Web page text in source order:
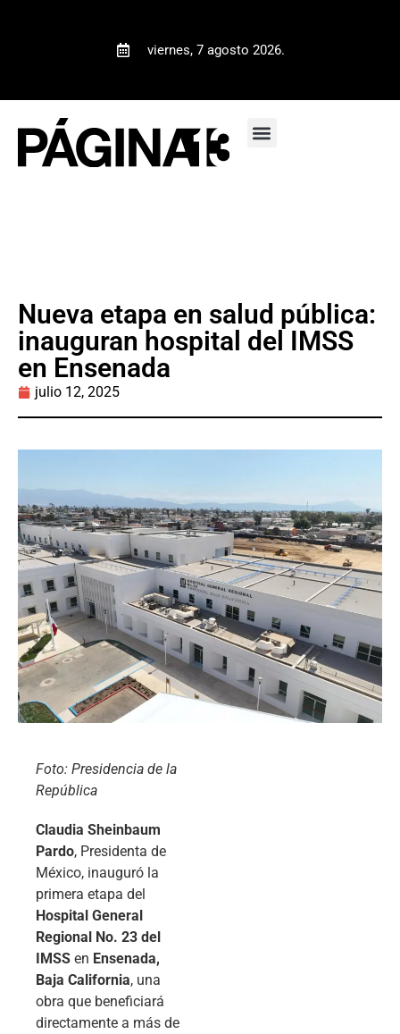
viernes, 7 agosto 2026.
Nueva etapa en salud pública:
inauguran hospital del IMSS
en Ensenada
julio 12, 2025
Foto: Presidencia de la
República
Claudia Sheinbaum
Pardo, Presidenta de
México, inauguró la
primera etapa del
Hospital General
Regional No. 23 del
IMSS en Ensenada,
Baja California, una
obra que beneficiará
directamente a más de